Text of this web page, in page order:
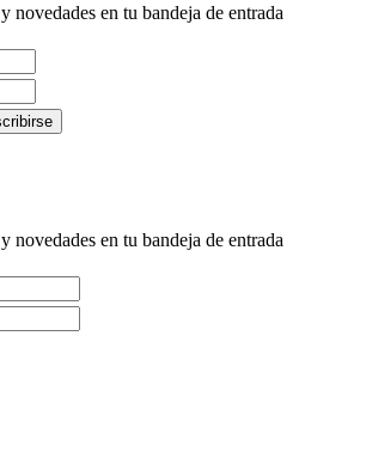
novedades en tu bandeja de entrada
novedades en tu bandeja de entrada